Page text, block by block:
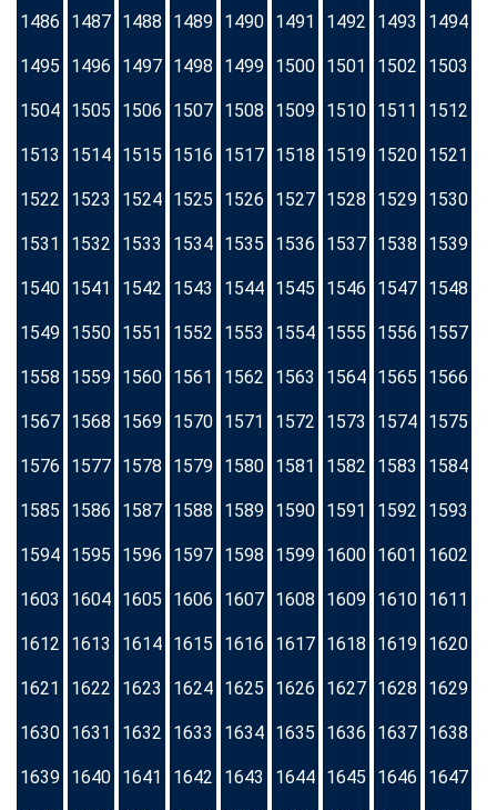
1486 1487 1488 1489 1490 1491 1492 1493 1494
1495 1496 1497 1498 1499 1500 1501 1502 1503
1504 1505 1506 1507 1508 1509 1510 1511 1512
1513 1514 1515 1516 1517 1518 1519 1520 1521
1522 1523 1524 1525 1526 1527 1528 1529 1530
1531 1532 1533 1534 1535 1536 1537 1538 1539
1540 1541 1542 1543 1544 1545 1546 1547 1548
1549 1550 1551 1552 1553 1554 1555 1556 1557
1558 1559 1560 1561 1562 1563 1564 1565 1566
1567 1568 1569 1570 1571 1572 1573 1574 1575
1576 1577 1578 1579 1580 1581 1582 1583 1584
1585 1586 1587 1588 1589 1590 1591 1592 1593
1594 1595 1596 1597 1598 1599 1600 1601 1602
1603 1604 1605 1606 1607 1608 1609 1610 1611
1612 1613 1614 1615 1616 1617 1618 1619 1620
1621 1622 1623 1624 1625 1626 1627 1628 1629
1630 1631 1632 1633 1634 1635 1636 1637 1638
1639 1640 1641 1642 1643 1644 1645 1646 1647